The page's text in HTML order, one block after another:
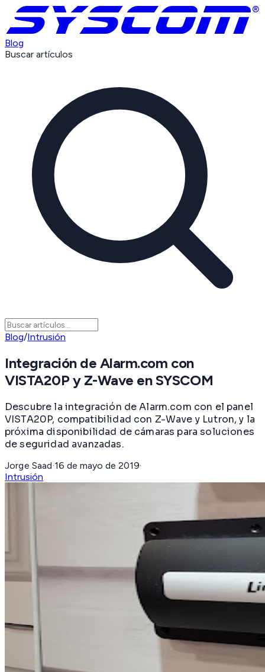
Blog
Buscar artículos
Blog/Intrusión
Integración de Alarm.com con
VISTA20P y Z-Wave en SYSCOM
Descubre la integración de Alarm.com con el panel
VISTA20P, compatibilidad con Z-Wave y Lutron, y la
próxima disponibilidad de cámaras para soluciones
de seguridad avanzadas.
Jorge Saad·16 de mayo de 2019·
Intrusión